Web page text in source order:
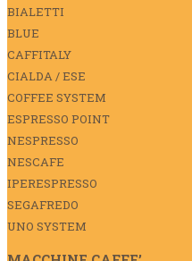
BIALETTI
BLUE
CAFFITALY
CIALDA / ESE
COFFEE SYSTEM
ESPRESSO POINT
NESPRESSO
NESCAFE
IPERESPRESSO
SEGAFREDO
UNO SYSTEM